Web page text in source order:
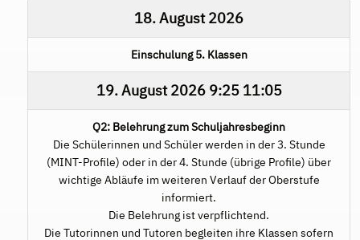
18. August 2026
Einschulung 5. Klassen
19. August 20269:25 11:05
Q2: Belehrung zum Schuljahresbeginn
Die Schülerinnen und Schüler werden in der 3. Stunde
(MINT-Profile) oder in der 4. Stunde (übrige Profile) über
wichtige Abläufe im weiteren Verlauf der Oberstufe
informiert.
Die Belehrung ist verpflichtend.
Die Tutorinnen und Tutoren begleiten ihre Klassen sofern